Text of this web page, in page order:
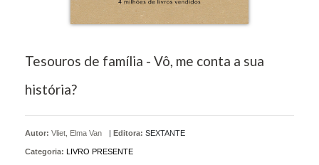
Tesouros de família - Vô, me conta a sua
história?
Autor: Vliet, Elma Van | Editora: SEXTANTE
Categoria: LIVRO PRESENTE